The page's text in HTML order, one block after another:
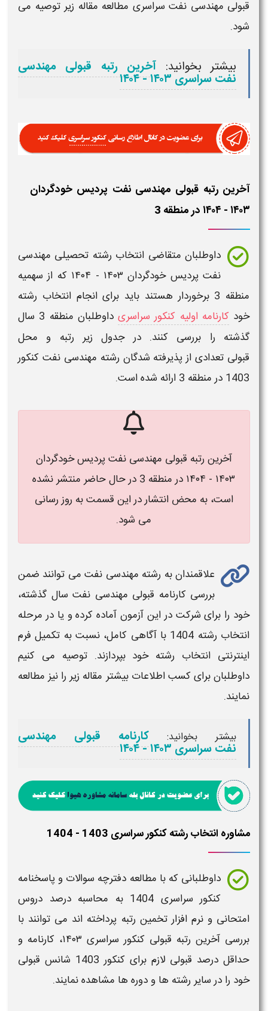
قبولی مهندسی نفت سراسری مطالعه مقاله زیر توصیه می
شود.
بیشتر بخوانید: آخرین رتبه قبولی مهندسی
نفت سراسری ۱۴۰۳ - ۱۴۰۴​
آخرین رتبه قبولی مهندسی نفت پردیس خودگردان
۱۴۰۳ - ۱۴۰۴​ در منطقه 3
داوطلبان متقاضی انتخاب رشته تحصیلی مهندسی
نفت پردیس خودگردان ۱۴۰۳ - ۱۴۰۴​ که از سهمیه
منطقه 3
برخوردار هستند باید برای انجام انتخاب رشته
خود کارنامه اولیه کنکور سراسری
داوطلبان منطقه 3 سال
گذشته را بررسی کنند. در جدول زیر رتبه و محل
قبولی تعدادی از پذیرفته شدگان رشته مهندسی نفت کنکور
1403 در منطقه 3 ارائه شده است.
آخرین رتبه قبولی مهندسی نفت پردیس خودگردان
۱۴۰۳ - ۱۴۰۴​
در منطقه 3 در حال حاضر منتشر نشده
است، به محض انتشار در این قسمت به روز رسانی
می شود.
علاقمندان به رشته مهندسی نفت می توانند ضمن
بررسی کارنامه قبولی مهندسی نفت سال گذشته،
خود را برای شرکت در این آزمون آماده کرده و یا در مرحله
انتخاب رشته 1404 با آگاهی کامل، نسبت به تکمیل فرم
اینترنتی انتخاب رشته خود بپردازند. توصیه می کنیم
داوطلبان برای کسب اطلاعات بیشتر مقاله زیر را نیز مطالعه
نمایند.
بیشتر بخوانید: کارنامه قبولی مهندسی
نفت سراسری ۱۴۰۳ - ۱۴۰۴​
مشاوره انتخاب رشته کنکور سراسری 1403 - 1404
داوطلبانی که با مطالعه دفترچه سوالات و پاسخنامه
کنکور سراسری 1404 به محاسبه درصد دروس
امتحانی ونرم افزار تخمین رتبه پرداخته اند می توانند با
بررسی آخرین رتبه قبولی کنکور سراسری ۱۴۰۳ ، کارنامه و
حداقل درصد قبولی لازم برای کنکور 1403
شانس قبولی
خود را درسایر رشته ها ودوره ها مشاهده نمایند.